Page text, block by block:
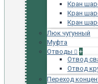
Кран
Кран
Кран
Люк чугунный
Муфта
Отводы
+
Отвод
Отвод
Переход